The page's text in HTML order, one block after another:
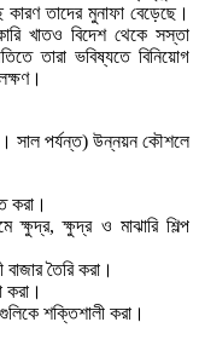
তাদের মুনাফা বেড়েছে।
খাতও বিদেশ থেকে সস্তা
তারা ভবিষ্যতে বিনিয়োগ
সাল পর্যন্ত) উন্নয়ন কৌশলে
করা।
ক্ষুদ্র, ক্ষুদ্র ও মাঝারি শিল্প
তৈরি করা।
করা।
শক্তিশালী করা।